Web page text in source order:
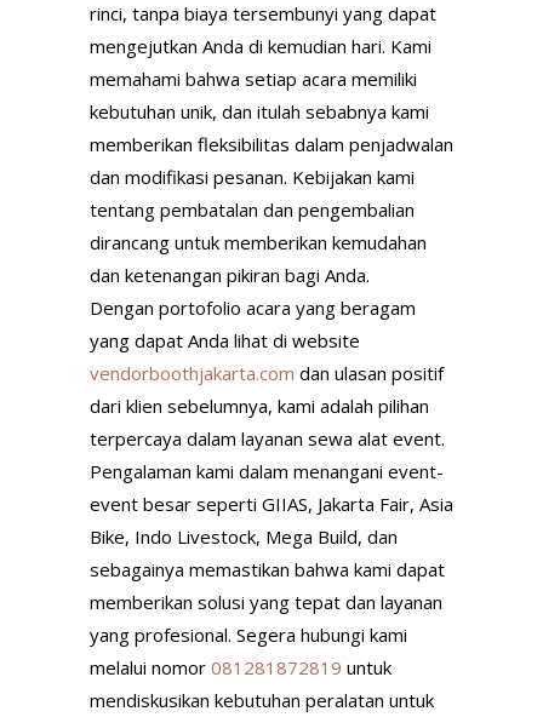
rinci, tanpa biaya tersembunyi yang dapat
mengejutkan Anda di kemudian hari. Kami
memahami bahwa setiap acara memiliki
kebutuhan unik, dan itulah sebabnya kami
memberikan fleksibilitas dalam penjadwalan
dan modifikasi pesanan. Kebijakan kami
tentang pembatalan dan pengembalian
dirancang untuk memberikan kemudahan
dan ketenangan pikiran bagi Anda.
Dengan portofolio acara yang beragam
yang dapat Anda lihat di website
vendorboothjakarta.com dan ulasan positif
dari klien sebelumnya, kami adalah pilihan
terpercaya dalam layanan sewa alat event.
Pengalaman kami dalam menangani event-
event besar seperti GIIAS, Jakarta Fair, Asia
Bike, Indo Livestock, Mega Build, dan
sebagainya memastikan bahwa kami dapat
memberikan solusi yang tepat dan layanan
yang profesional. Segera hubungi kami
melalui nomor 081281872819 untuk
mendiskusikan kebutuhan peralatan untuk